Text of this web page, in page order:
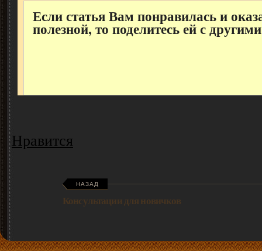
Если статья Вам понравилась и
полезной, то поделитесь ей с
Нравится
НАЗАД
Консультации для новичков